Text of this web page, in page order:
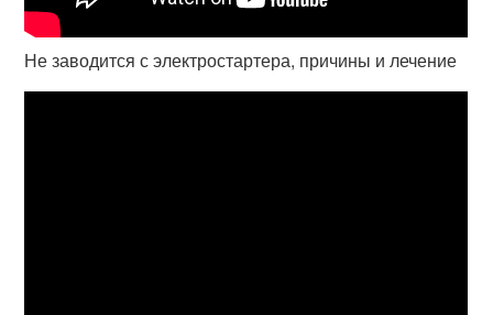
Не заводится с электростартера, причины и лечение